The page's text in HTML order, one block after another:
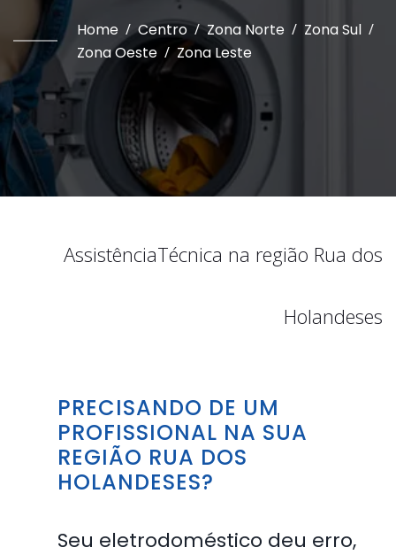
Home / Centro / Zona Norte / Zona Sul /
Zona Oeste / Zona Leste
AssistênciaTécnica na região Rua dos
Holandeses
PRECISANDO DE UM
PROFISSIONAL NA SUA
REGIÃO RUA DOS
HOLANDESES?
Seu eletrodoméstico deu erro,